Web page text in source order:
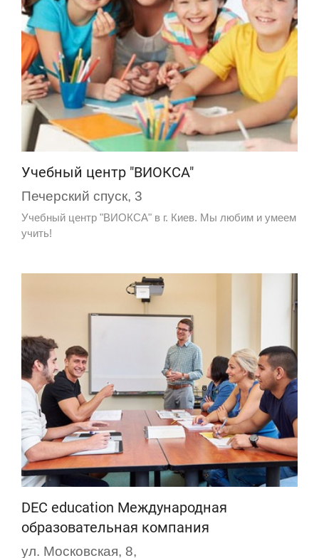
Учебный центр "ВИОКСА"
Печерский спуск, 3
Учебный центр "ВИОКСА" в г. Киев. Мы любим и умеем
учить!
DEC education Международная
образовательная компания
ул. Московская, 8,